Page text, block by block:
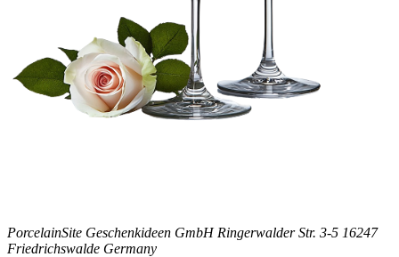
PorcelainSite Geschenkideen GmbH Ringerwalder Str. 3-5 16247
Friedrichswalde Germany